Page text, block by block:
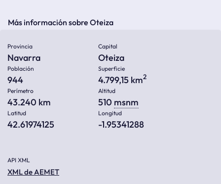
Más información sobre Oteiza
Provincia
Navarra
Capital
Oteiza
Población
944
Superficie
4.799,15 km2
Perímetro
43.240 km
Altitud
510 msnm
Latitud
42.61974125
Longitud
-1.95341288
API XML
XML de AEMET